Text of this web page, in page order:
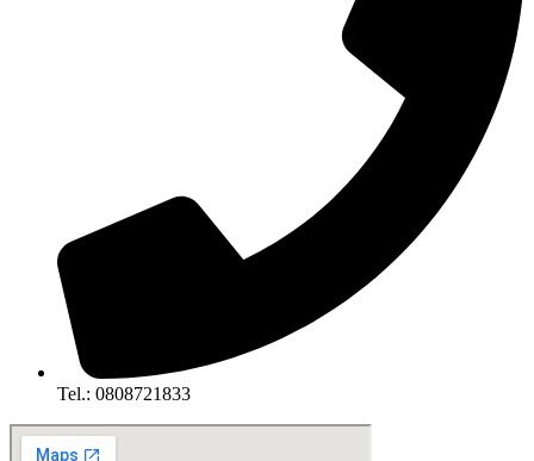
Tel.: 0808721833